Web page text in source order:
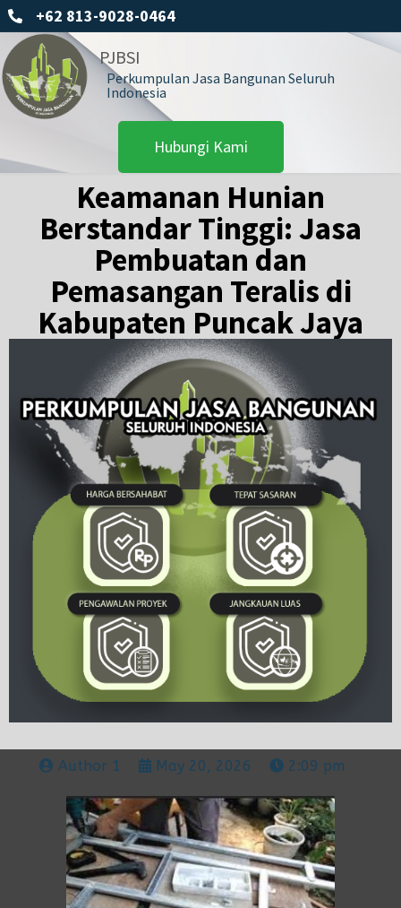
+62 813-9028-0464
PJBSI
Perkumpulan Jasa Bangunan Seluruh
Indonesia
Hubungi Kami
Keamanan Hunian
Berstandar Tinggi: Jasa
Pembuatan dan
Pemasangan Teralis di
Kabupaten Puncak Jaya
Author 1 May 20, 2026 2:09 pm